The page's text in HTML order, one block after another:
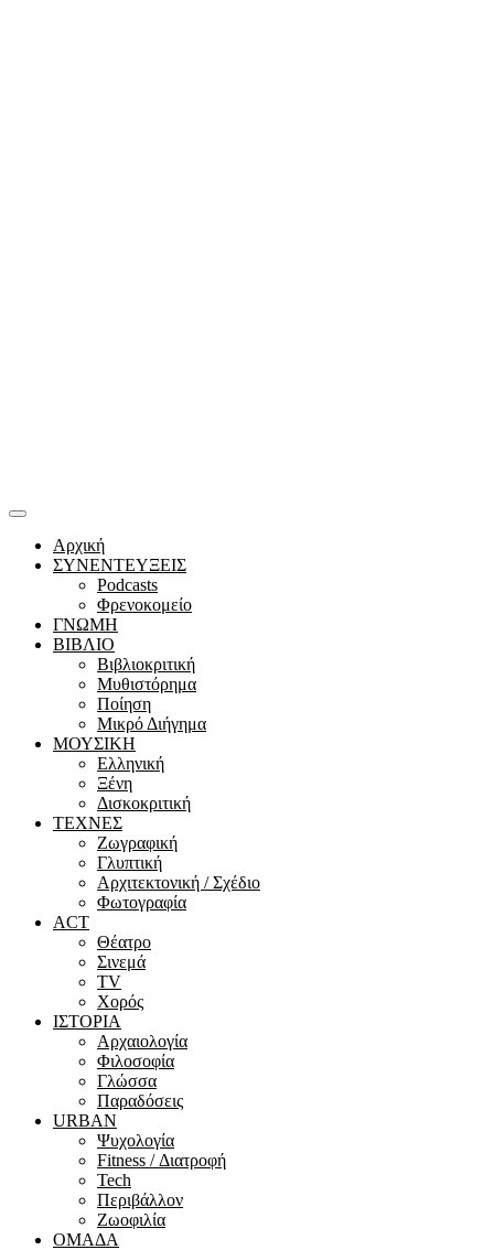
Αρχική
ΣΥΝΕΝΤΕΥΞΕΙΣ
Podcasts
Φρενοκομείο
ΓΝΩΜΗ
ΒΙΒΛΙΟ
Βιβλιοκριτική
Μυθιστόρημα
Ποίηση
Μικρό Διήγημα
ΜΟΥΣΙΚΗ
Ελληνική
Ξένη
Δισκοκριτική
ΤΕΧΝΕΣ
Ζωγραφική
Γλυπτική
Αρχιτεκτονική / Σχέδιο
Φωτογραφία
ACT
Θέατρο
Σινεμά
ΤV
Χορός
ΙΣΤΟΡΙΑ
Αρχαιολογία
Φιλοσοφία
Γλώσσα
Παραδόσεις
URBAN
Ψυχολογία
Fitness / Διατροφή
Tech
Περιβάλλον
Ζωοφιλία
ΟΜΑΔΑ